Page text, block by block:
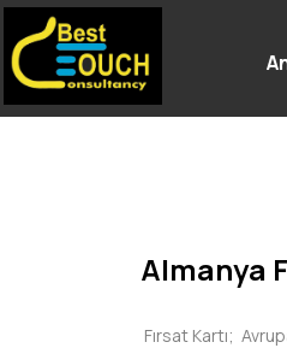
Almanya
Fırsat Kartı;